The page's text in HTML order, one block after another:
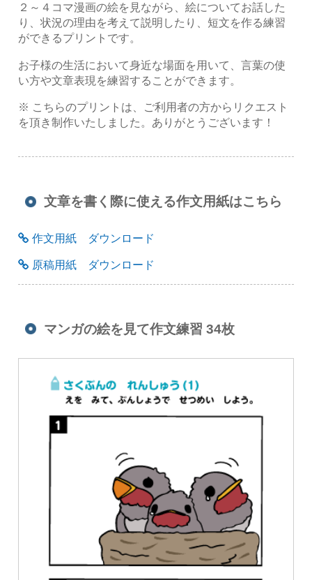
２～４コマ漫画の絵を見ながら、絵についてお話した
り、状況の理由を考えて説明したり、短文を作る練習
ができるプリントです。
お子様の生活において身近な場面を用いて、言葉の使
い方や文章表現を練習することができます。
※ こちらのプリントは、ご利用者の方からリクエスト
を頂き制作いたしました。ありがとうございます！
文章を書く際に使える作文用紙はこちら
作文用紙 ダウンロード
原稿用紙 ダウンロード
マンガの絵を見て作文練習 34枚